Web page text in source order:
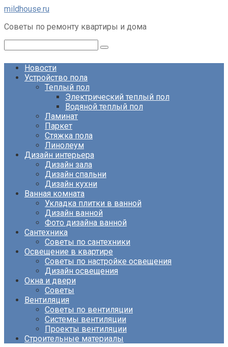
Перейти
контенту
mildhouse.ru
Советы по ремонту квартиры и дома
Новости
Устройство пола
Теплый пол
Электрический теплый пол
Водяной теплый пол
Ламинат
Паркет
Стяжка пола
Линолеум
Дизайн интерьера
Дизайн зала
Дизайн спальни
Дизайн кухни
Ванная комната
Укладка плитки в ванной
Дизайн ванной
Фото дизайна ванной
Сантехника
Советы по сантехники
Освещение в квартире
Советы по настройке освещения
Дизайн освещения
Окна и двери
Советы
Вентиляция
Советы по вентиляции
Системы вентиляции
Проекты вентиляции
Строительные материалы